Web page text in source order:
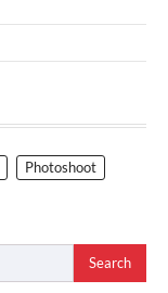
Photoshoot